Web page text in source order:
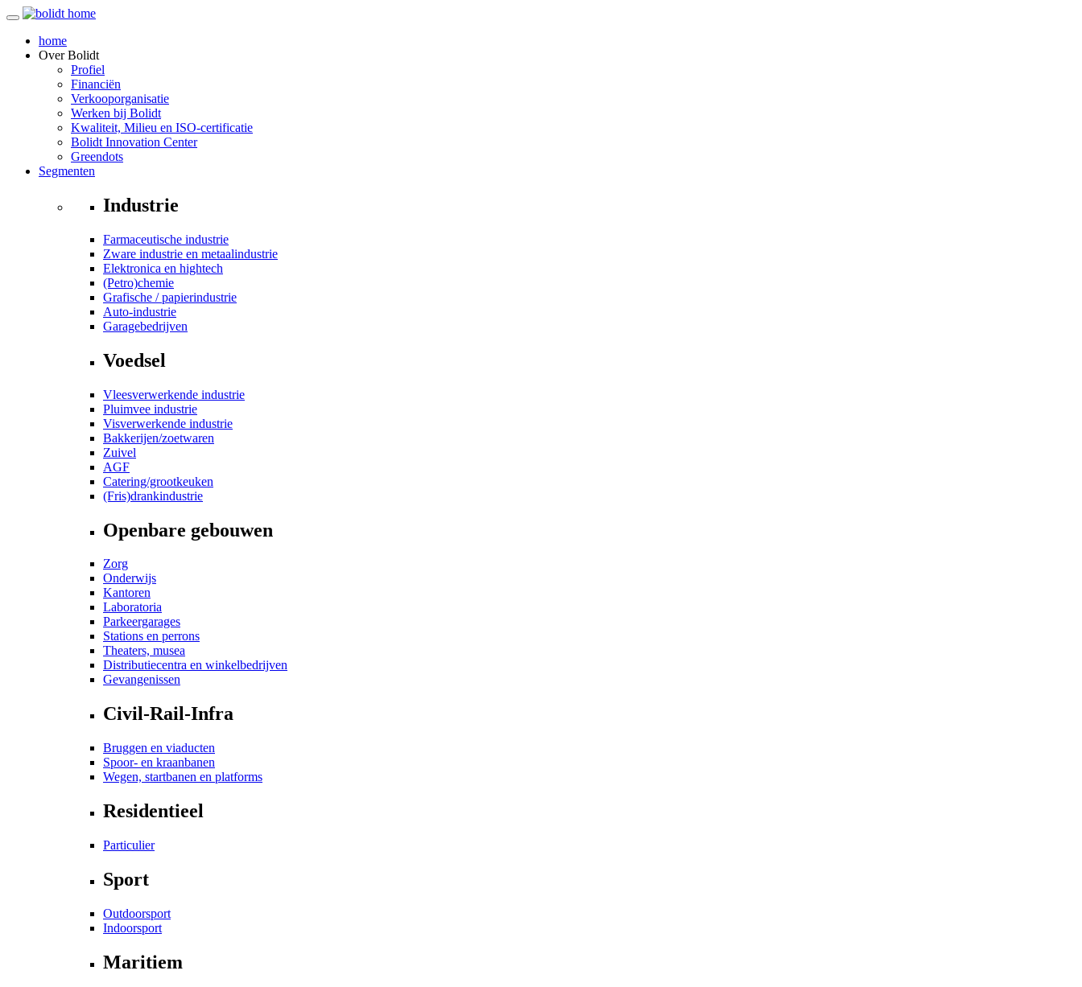
home
OverBolidt
Profiel
Financiën
Verkooporganisatie
Werken bij Bolidt
Kwaliteit, Milieu en ISO-certificatie
Bolidt Innovation Center
Greendots
Segmenten
Industrie
Farmaceutische industrie
Zware industrie en metaalindustrie
Elektronica en hightech
(Petro)chemie
Grafische / papierindustrie
Auto-industrie
Garagebedrijven
Voedsel
Vleesverwerkende industrie
Pluimvee industrie
Visverwerkende industrie
Bakkerijen/zoetwaren
Zuivel
AGF
Catering/grootkeuken
(Fris)drankindustrie
Openbare gebouwen
Zorg
Onderwijs
Kantoren
Laboratoria
Parkeergarages
Stations en perrons
Theaters, musea
Distributiecentra en winkelbedrijven
Gevangenissen
Civil-Rail-Infra
Bruggen en viaducten
Spoor- en kraanbanen
Wegen, startbanen en platforms
Residentieel
Particulier
Sport
Outdoorsport
Indoorsport
Maritiem